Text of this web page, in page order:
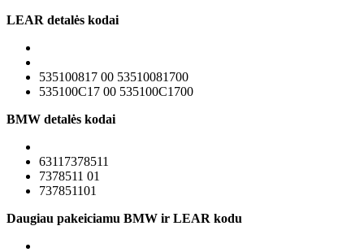
LEAR detalės kodai
535100817 00 53510081700
535100C17 00 535100C1700
BMW detalės kodai
63117378511
7378511 01
737851101
Daugiau pakeiciamu BMW ir LEAR kodu